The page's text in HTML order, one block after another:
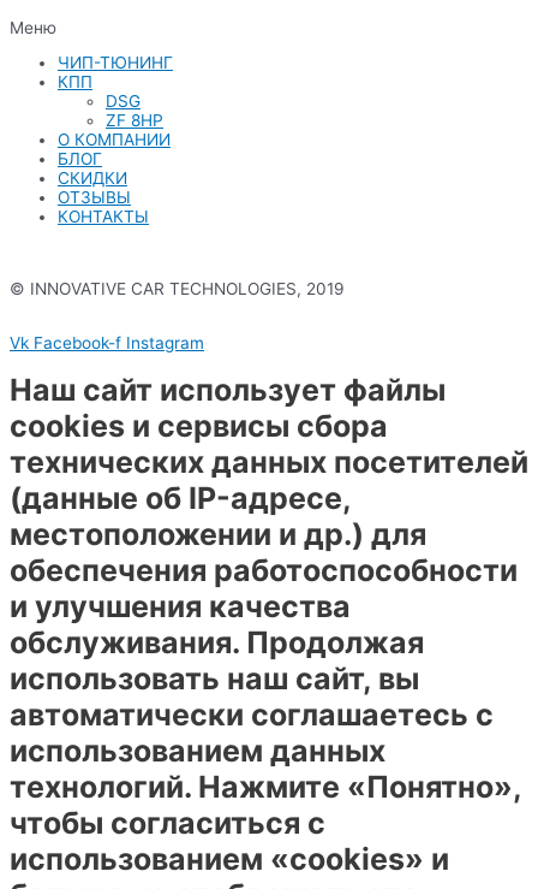
Меню
ЧИП-ТЮНИНГ
КПП
DSG
ZF 8HP
О КОМПАНИИ
БЛОГ
СКИДКИ
ОТЗЫВЫ
КОНТАКТЫ
© INNOVATIVE CAR TECHNOLOGIES, 2019
Vk Facebook-f Instagram
Наш сайт использует файлы
cookies и сервисы сбора
технических данных посетителей
(данные об IP-адресе,
местоположении и др.) для
обеспечения работоспособности
и улучшения качества
обслуживания. Продолжая
использовать наш сайт, вы
автоматически соглашаетесь с
использованием данных
технологий. Нажмите «Понятно»,
чтобы согласиться с
использованием «cookies» и